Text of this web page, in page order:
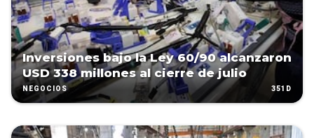
Inversiones bajo la Ley 60/90 alcanzaron
USD 338 millones al cierre de julio
NEGOCIOS 351D